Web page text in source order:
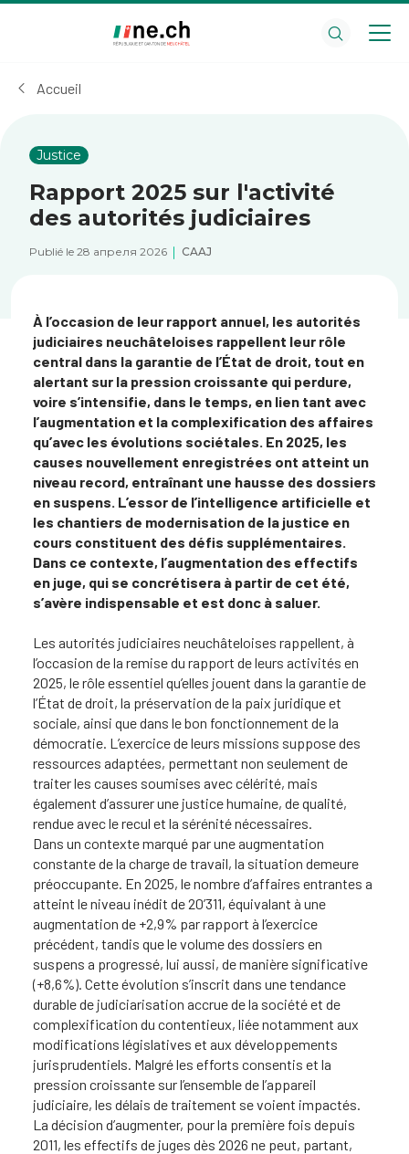
cookies
Accueil
Justice
Rapport 2025 sur l'activité
des autorités judiciaires
Publié le 28 апреля 2026 CAAJ
À l’occasion de leur rapport annuel, les autorités
judiciaires neuchâteloises rappellent leur rôle
central dans la garantie de l’État de droit, tout en
alertant sur la pression croissante qui perdure,
voire s’intensifie, dans le temps, en lien tant avec
l’augmentation et la complexification des affaires
qu’avec les évolutions sociétales. En 2025, les
causes nouvellement enregistrées ont atteint un
niveau record, entraînant une hausse des dossiers
en suspens. L’essor de l’intelligence artificielle et
les chantiers de modernisation de la justice en
cours constituent des défis supplémentaires.
Dans ce contexte, l’augmentation des effectifs
en juge, qui se concrétisera à partir de cet été,
s’avère indispensable et est donc à saluer.
Les autorités judiciaires neuchâteloises rappellent, à
l’occasion de la remise du rapport de leurs activités en
2025, le rôle essentiel qu’elles jouent dans la garantie de
l’État de droit, la préservation de la paix juridique et
sociale, ainsi que dans le bon fonctionnement de la
démocratie. L’exercice de leurs missions suppose des
ressources adaptées, permettant non seulement de
traiter les causes soumises avec célérité, mais
également d’assurer une justice humaine, de qualité,
rendue avec le recul et la sérénité nécessaires.
Dans un contexte marqué par une augmentation
constante de la charge de travail, la situation demeure
préoccupante. En 2025, le nombre d’affaires entrantes a
atteint le niveau inédit de 20’311, équivalant à une
augmentation de +2,9% par rapport à l’exercice
précédent, tandis que le volume des dossiers en
suspens a progressé, lui aussi, de manière significative
(+8,6%). Cette évolution s’inscrit dans une tendance
durable de judiciarisation accrue de la société et de
complexification du contentieux, liée notamment aux
modifications législatives et aux développements
jurisprudentiels. Malgré les efforts consentis et la
pression croissante sur l’ensemble de l’appareil
judiciaire, les délais de traitement se voient impactés.
La décision d’augmenter, pour la première fois depuis
2011, les effectifs de juges dès 2026 ne peut, partant,